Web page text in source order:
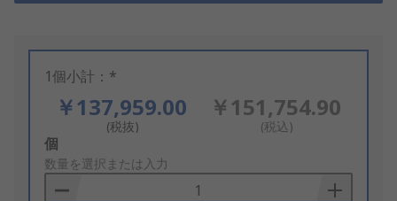
1個小計：*
￥137,959.00
(税抜)
￥151,754.90
(税込)
Add
to
Basket
個
数量を選択または入力